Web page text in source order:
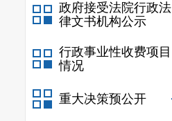
政府接受法院行政法
律文书机构公示
行政事业性收费项目
情况
重大决策预公开